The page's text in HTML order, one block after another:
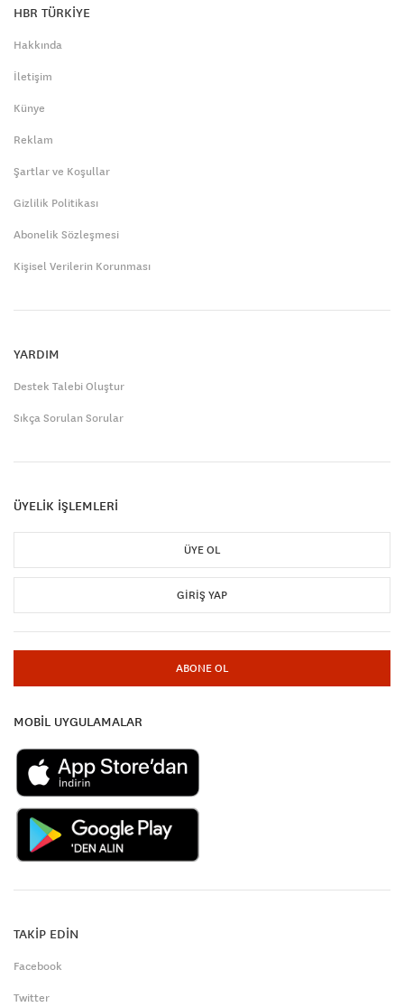
HBR TÜRKİYE
Hakkında
İletişim
Künye
Reklam
Şartlar ve Koşullar
Gizlilik Politikası
Abonelik Sözleşmesi
Kişisel Verilerin Korunması
YARDIM
Destek Talebi Oluştur
Sıkça Sorulan Sorular
ÜYELİK İŞLEMLERİ
ÜYE OL
GIRIŞ YAP
ABONE OL
MOBİL UYGULAMALAR
TAKİP EDİN
Facebook
Twitter